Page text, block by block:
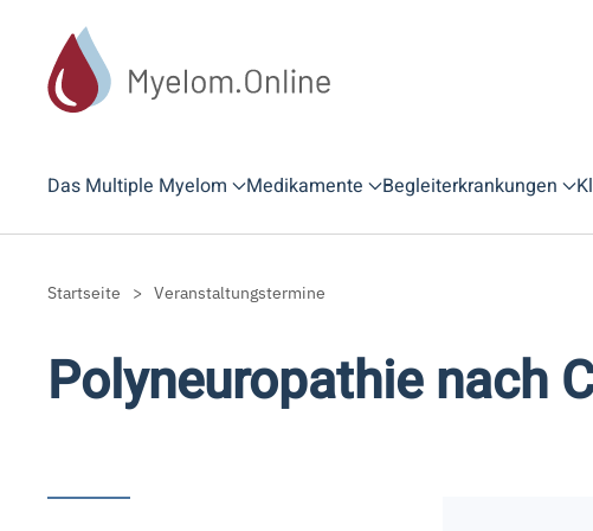
Zum Hauptinhalt springen
Das Multiple Myelom Medikamente Begleiterkrankungen
Startseite Veranstaltungstermine
Polyneuropathie nach